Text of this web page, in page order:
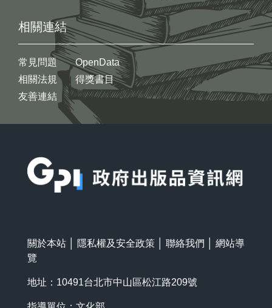
相關連結
常見問題
相關法規
友善連結
OpenData
得獎書目
關於本站 隱私權及安全政策 聯絡我們
網站導
覽
地址：10491台北市中山區松江路209號